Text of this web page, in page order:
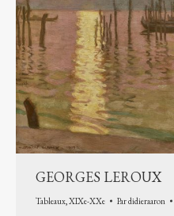
GEORGES LEROUX
Tableaux,XIXe-XXe Pardidieraaron